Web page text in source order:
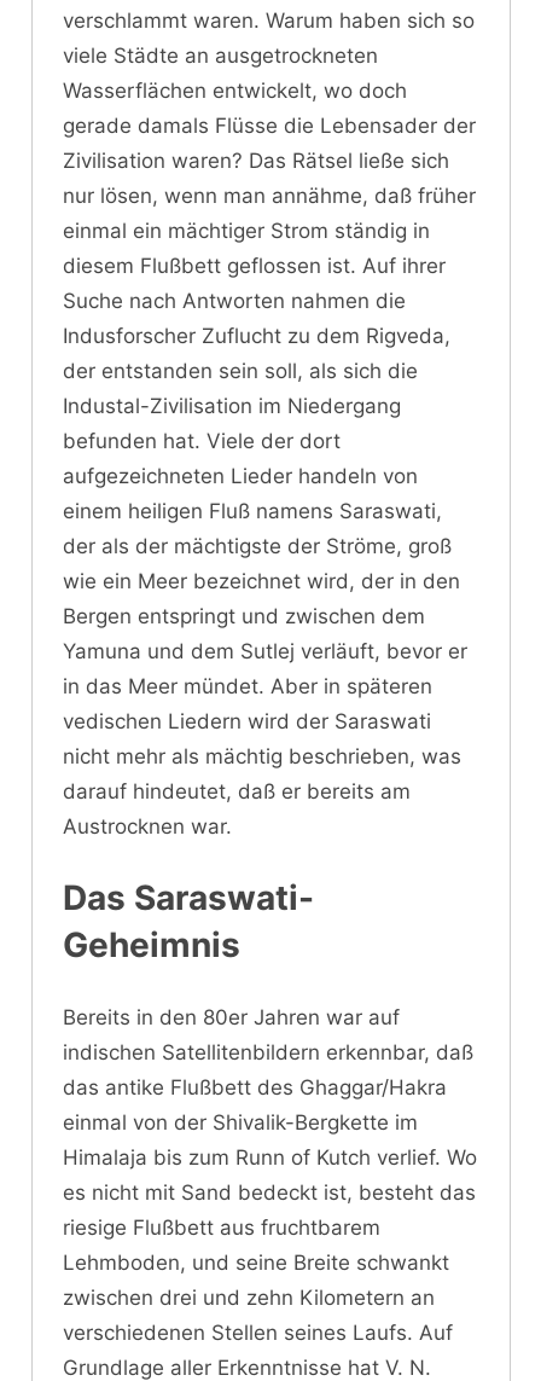
verschlammt waren. Warum haben sich so
viele Städte an ausgetrockneten
Wasserflächen entwickelt, wo doch
gerade damals Flüsse die Lebensader der
Zivilisation waren? Das Rätsel ließe sich
nur lösen, wenn man annähme, daß früher
einmal ein mächtiger Strom ständig in
diesem Flußbett geflossen ist. Auf ihrer
Suche nach Antworten nahmen die
Indusforscher Zuflucht zu dem Rigveda,
der entstanden sein soll, als sich die
Industal-Zivilisation im Niedergang
befunden hat. Viele der dort
aufgezeichneten Lieder handeln von
einem heiligen Fluß namens Saraswati,
der als der mächtigste der Ströme, groß
wie ein Meer bezeichnet wird, der in den
Bergen entspringt und zwischen dem
Yamuna und dem Sutlej verläuft, bevor er
in das Meer mündet. Aber in späteren
vedischen Liedern wird der Saraswati
nicht mehr als mächtig beschrieben, was
darauf hindeutet, daß er bereits am
Austrocknen war.
Das Saraswati-
Geheimnis
Bereits in den 80er Jahren war auf
indischen Satellitenbildern erkennbar, daß
das antike Flußbett des Ghaggar/Hakra
einmal von der Shivalik-Bergkette im
Himalaja bis zum Runn of Kutch verlief. Wo
es nicht mit Sand bedeckt ist, besteht das
riesige Flußbett aus fruchtbarem
Lehmboden, und seine Breite schwankt
zwischen drei und zehn Kilometern an
verschiedenen Stellen seines Laufs. Auf
Grundlage aller Erkenntnisse hat V. N.